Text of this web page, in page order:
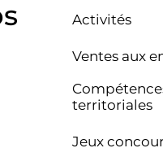
Activités
Ventes aux
territoriales
Jeux